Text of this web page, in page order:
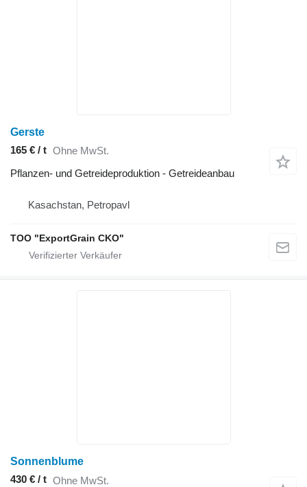
Gerste
165 € / t Ohne MwSt.
Pflanzen- und Getreideproduktion - Getreideanbau
Kasachstan, Petropavl
TOO "ExportGrain CKO"
Sonnenblume
430 € / t Ohne MwSt.